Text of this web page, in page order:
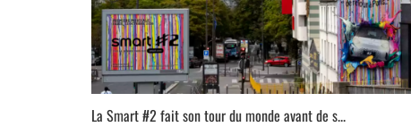
La Smart #2 fait son tour du monde avant de s...